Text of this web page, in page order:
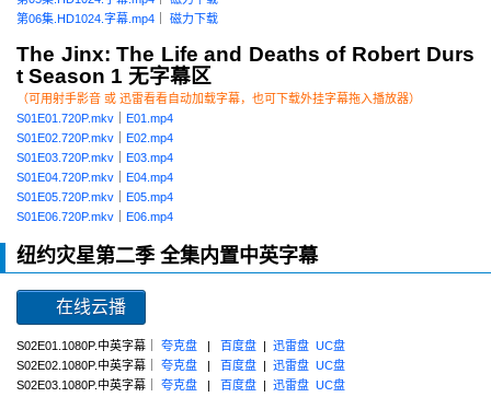
第06集.HD1024.字幕.mp4
磁力下载
The Jinx: The Life and Deaths of Robert Durs
t Season 1 无字幕区
（可用射手影音 或 迅雷看看自动加载字幕，也可下载外挂字幕拖入播放器）
S01E01.720P.mkv
E01.mp4
S01E02.720P.mkv
E02.mp4
S01E03.720P.mkv
E03.mp4
S01E04.720P.mkv
E04.mp4
S01E05.720P.mkv
E05.mp4
S01E06.720P.mkv
E06.mp4
纽约灾星第二季 全集内置中英字幕
在线云播
S02E01.1080P.中英字幕｜ 夸克盘 | 百度盘 | 迅雷盘 UC盘
S02E02.1080P.中英字幕｜ 夸克盘 | 百度盘 | 迅雷盘 UC盘
S02E03.1080P.中英字幕｜ 夸克盘 | 百度盘 | 迅雷盘 UC盘